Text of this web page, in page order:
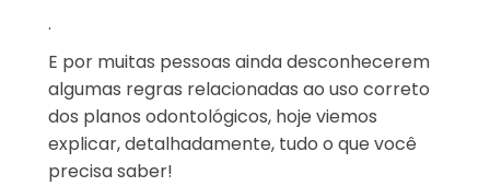
.
E por muitas pessoas ainda desconhecerem
algumas regras relacionadas ao uso correto
dos planos odontológicos, hoje viemos
explicar, detalhadamente, tudo o que você
precisa saber!